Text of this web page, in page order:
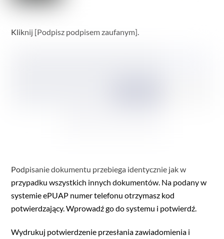
Kliknij [Podpisz podpisem zaufanym].
Podpisanie dokumentu przebiega identycznie jak w
przypadku wszystkich innych dokumentów. Na podany w
systemie ePUAP numer telefonu otrzymasz kod
potwierdzający. Wprowadź go do systemu i potwierdź.
Wydrukuj potwierdzenie przesłania zawiadomienia i